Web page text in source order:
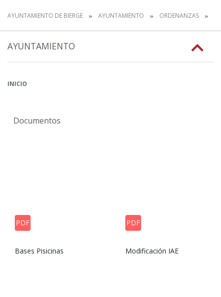
AYUNTAMIENTO DE BIERGE AYUNTAMIENTO ORDENANZAS
AYUNTAMIENTO
INICIO
Documentos
PDF
Bases Pisicinas
PDF
Modificación IAE